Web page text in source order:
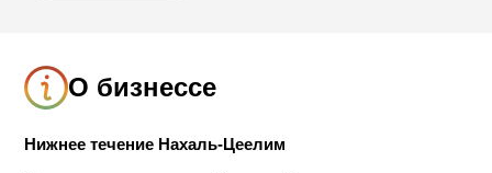
О бизнессе
Нижнее течение Нахаль-Цеелим